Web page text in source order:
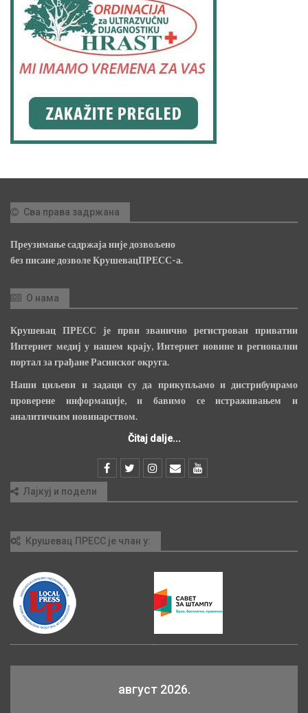
Сва права задржана
Преузимање садржаја није дозвољено
без писане дозволе КрушевацПРЕСС-а.
О нама
Крушевац ПРЕСС је први званично регистрован приватни
Интернет медиј у нашем крају, Интернет новине и регионални
портал за грађане Расинског округа.
Наши циљеви и задаци су да прикупљамо и дистрибуирамо
проверене информације, и бавимо се истраживањем и
аналитичким новинарством.
Čitaj dalje...
Лајкуј и подели
Крушевац ПРЕСС је члан у:
август 2026.